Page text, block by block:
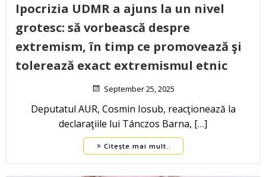
Ipocrizia UDMR a ajuns la un nivel
grotesc: să vorbească despre
extremism, în timp ce promovează şi
tolerează exact extremismul etnic
September 25, 2025
Deputatul AUR, Cosmin Iosub, reacţionează la
declaraţiile lui Tánczos Barna, […]
Citește mai mult..